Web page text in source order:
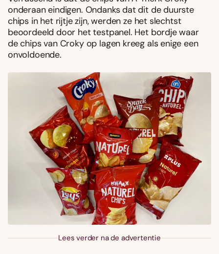
onderaan eindigen. Ondanks dat dit de duurste
chips in het rijtje zijn, werden ze het slechtst
beoordeeld door het testpanel. Het bordje waar
de chips van Croky op lagen kreeg als enige een
onvoldoende.
Lees verder na de advertentie